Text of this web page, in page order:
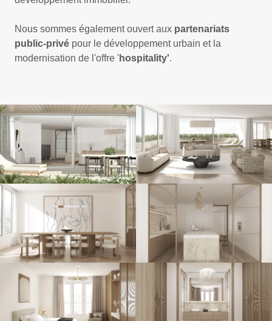
Nous sommes également ouvert aux partenariats
public-privé pour le développement urbain et la
modernisation de l'offre 'hospitality'.